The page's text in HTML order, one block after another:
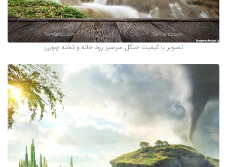
تصویر با کیفیت جنگل سرسبز رود خانه و تخته چوبی